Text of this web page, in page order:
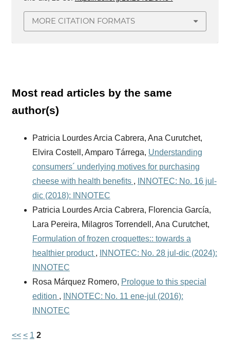
MORE CITATION FORMATS
Most read articles by the same
author(s)
Patricia Lourdes Arcia Cabrera, Ana Curutchet,
Elvira Costell, Amparo Tárrega, Understanding
consumers´ underlying motives for purchasing
cheese with health benefits ,
INNOTEC: No. 16 jul-
dic (2018): INNOTEC
Patricia Lourdes Arcia Cabrera, Florencia García,
Lara Pereira, Milagros Torrendell, Ana Curutchet,
Formulation of frozen croquettes:: towards a
healthier product ,
INNOTEC: No. 28 jul-dic (2024):
INNOTEC
Rosa Márquez Romero, Prologue to this special
edition ,
INNOTEC: No. 11 ene-jul (2016):
INNOTEC
<< < 1 2